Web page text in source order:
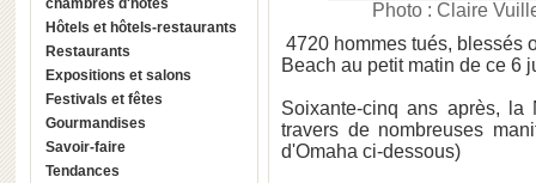
chambres d'hôtes
Hôtels et hôtels-restaurants
Restaurants
Expositions et salons
Festivals et fêtes
Gourmandises
Savoir-faire
Tendances
Photo : Claire
4720 hommes tués, blessés
Beach au petit matin de ce 6
Soixante-cinq ans après, la
travers de nombreuses
d'Omaha ci-dessous)